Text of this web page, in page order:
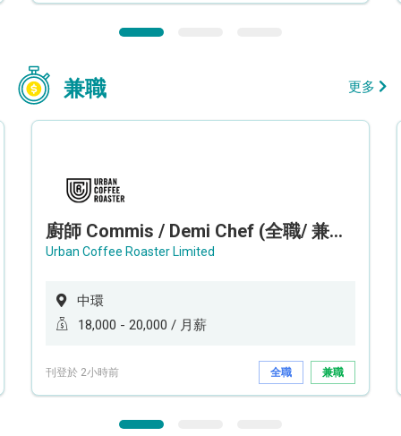
兼職 更多
廚師 Commis / Demi Chef (全職/ 兼職) (工作地點:中環)
Urban Coffee Roaster Limited
中環
18,000 - 20,000 / 月薪
刊登於 2小時前 全職 兼職